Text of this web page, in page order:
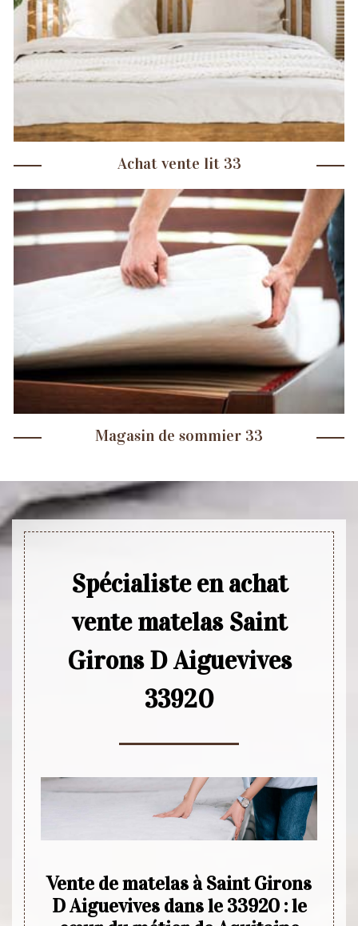
Achat vente lit 33
Magasin de sommier 33
Spécialiste en achat
vente matelas Saint
Girons D Aiguevives
33920
:
Vente de matelas à Saint Girons
D Aiguevives dans le 33920 : le